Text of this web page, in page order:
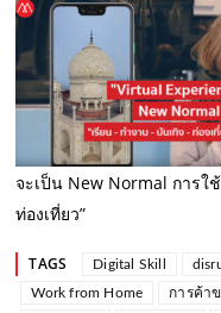
จะเป็น New Normal การใ
ท่องเที่ยว”
TAGS Digital Skill
Work from Home
การค้า